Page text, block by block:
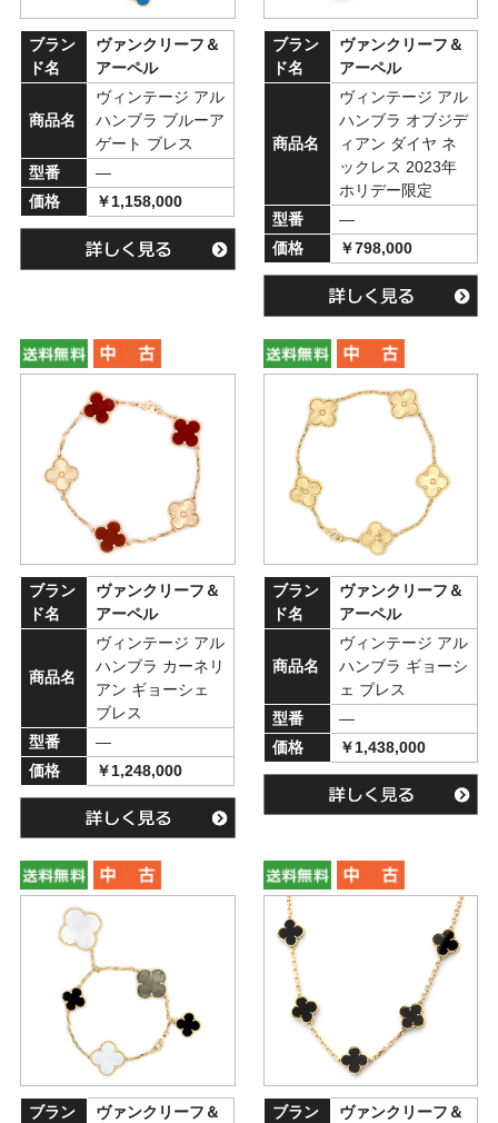
ブラン
ド名
ヴァンクリーフ＆
アーペル
商品名
ヴィンテージ アル
ハンブラ ブルーア
ゲート ブレス
型番
―
価格
￥1,158,000
ブラン
ド名
ヴァンクリーフ＆
アーペル
商品名
ヴィンテージ アル
ハンブラ オブジデ
ィアン ダイヤ ネ
ックレス 2023年
ホリデー限定
型番
―
価格
￥798,000
ブラン
ド名
ヴァンクリーフ＆
アーペル
商品名
ヴィンテージ アル
ハンブラ カーネリ
アン ギョーシェ
ブレス
型番
―
価格
￥1,248,000
ブラン
ド名
ヴァンクリーフ＆
アーペル
商品名
ヴィンテージ アル
ハンブラ ギョーシ
ェ ブレス
型番
―
価格
￥1,438,000
ブラン
ヴァンクリーフ＆
ブラン
ヴァンクリーフ＆